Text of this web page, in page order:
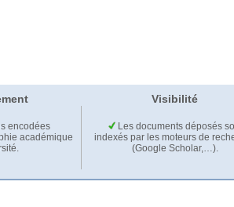
Visibilité
encodées
académique
Les documents déposés
indexés par les moteurs de
(Google Scholar,…).